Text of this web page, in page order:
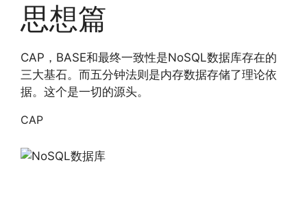
思想篇
CAP，BASE和最终一致性是NoSQL数据库存在的
三大基石。而五分钟法则是内存数据存储了理论依
据。这个是一切的源头。
CAP